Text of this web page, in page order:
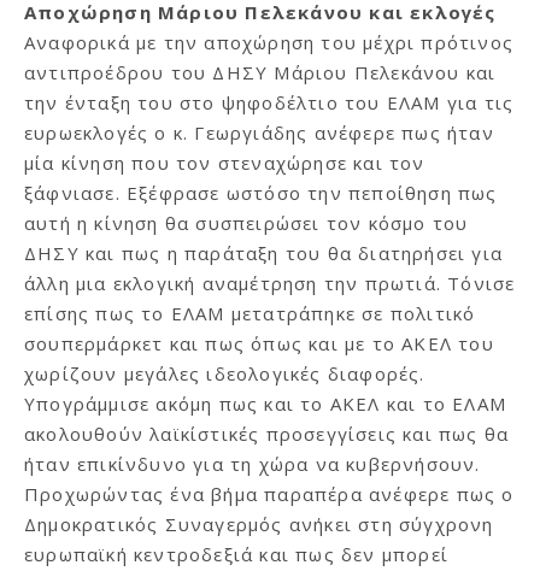
Αποχώρηση Μάριου Πελεκάνου και εκλογές
Αναφορικά με την αποχώρηση του μέχρι πρότινος
αντιπροέδρου του ΔΗΣΥ Μάριου Πελεκάνου και
την ένταξη του στο ψηφοδέλτιο του ΕΛΑΜ για τις
ευρωεκλογές ο κ. Γεωργιάδης ανέφερε πως ήταν
μία κίνηση που τον στεναχώρησε και τον
ξάφνιασε. Εξέφρασε ωστόσο την πεποίθηση πως
αυτή η κίνηση θα συσπειρώσει τον κόσμο του
ΔΗΣΥ και πως η παράταξη του θα διατηρήσει για
άλλη μια εκλογική αναμέτρηση την πρωτιά. Τόνισε
επίσης πως το ΕΛΑΜ μετατράπηκε σε πολιτικό
σουπερμάρκετ και πως όπως και με το ΑΚΕΛ του
χωρίζουν μεγάλες ιδεολογικές διαφορές.
Υπογράμμισε ακόμη πως και το ΑΚΕΛ και το ΕΛΑΜ
ακολουθούν λαϊκίστικές προσεγγίσεις και πως θα
ήταν επικίνδυνο για τη χώρα να κυβερνήσουν.
Προχωρώντας ένα βήμα παραπέρα ανέφερε πως ο
Δημοκρατικός Συναγερμός ανήκει στη σύγχρονη
ευρωπαϊκή κεντροδεξιά και πως δεν μπορεί